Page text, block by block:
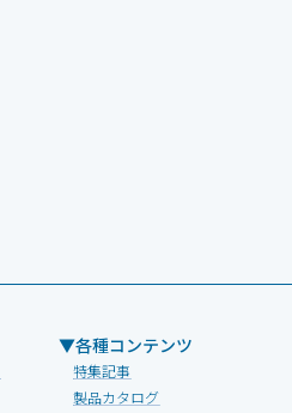
▼各種コンテンツ
特集記事
製品カタログ